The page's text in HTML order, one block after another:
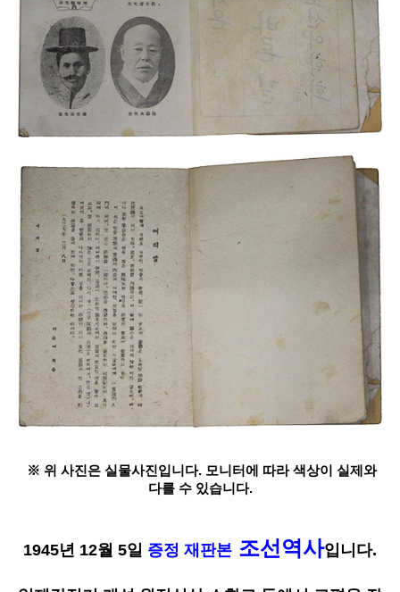
※ 위 사진은 실물사진입니다. 모니터에 따라 색상이 실제와
다를 수 있습니다.
1945년 12월 5일 증정 재판본 조선역사입니다.